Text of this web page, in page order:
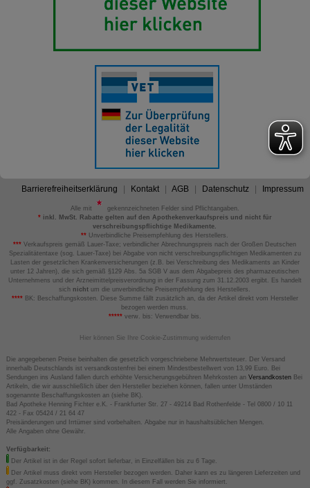
Barrierefreiheitserklärung Kontakt AGB Datenschutz Impressum
Alle mit
gekennzeichneten Felder sind Pflichtangaben.
*inkl. MwSt. Rabatte gelten auf den Apothekenverkaufspreis und nicht für
verschreibungspflichtige Medikamente.
** Unverbindliche Preisempfehlung des Herstellers.
*** Verkaufspreis gemäß Lauer-Taxe; verbindlicher Abrechnungspreis nach der Großen Deutschen
Spezialitätentaxe (sog. Lauer-Taxe) bei Abgabe von nicht verschreibungspflichtigen Medikamenten zu
Lasten der gesetzlichen Krankenversicherungen (z.B. bei Verschreibung des Medikaments an Kinder
unter 12 Jahren), die sich gemäß §129 Abs. 5a SGB V aus dem Abgabepreis des pharmazeutischen
Unternehmens und der Arzneimittelpreisverordnung in der Fassung zum 31.12.2003 ergibt. Es handelt
sich nicht um die unverbindliche Preisempfehlung des Herstellers.
****BK: Beschaffungskosten. Diese Summe fällt zusätzlich an, da der Artikel direkt vom Hersteller
bezogen werden muss.
*****verw. bis: Verwendbar bis.
Hier können Sie Ihre Cookie-Zustimmung widerrufen
Die angegebenen Preise beinhalten die gesetzlich vorgeschriebene Mehrwertsteuer. Der Versand
innerhalb Deutschlands ist versandkostenfrei bei einem Mindestbestellwert von 13,99 Euro. Bei
Sendungen ins Ausland fallen durch erhöhte Versicherungsgebühren Mehrkosten an VersandkostenBei
Artikeln, die wir ausschließlich über den Hersteller beziehen können, fallen unter Umständen
sogenannte Beschaffungskosten an (siehe BK).
Bad Apotheke Henning Fichter e.K. - Frankfurter Str. 27 - 49214 Bad Rothenfelde - Tel 0800 / 10 11
422 - Fax 05424 / 21 64 47
Preisänderungen und Irrtümer sind vorbehalten. Abgabe nur in haushaltsüblichen Mengen.
Alle Angaben ohne Gewähr.
Verfügbarkeit:
Der Artikel ist in der Regel sofort lieferbar, in Einzelfällen bis zu 6 Tage.
Der Artikel muss direkt vom Hersteller bezogen werden. Daher kann es zu längeren Lieferzeiten und
ggf. Zusatzkosten (siehe BK) kommen. In diesem Fall werden Sie informiert.